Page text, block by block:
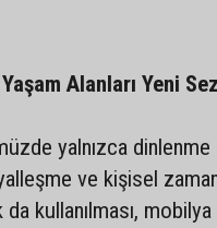
Alanları Yeni
yalnızca dinlenme
ve kişisel
da kullanılması,